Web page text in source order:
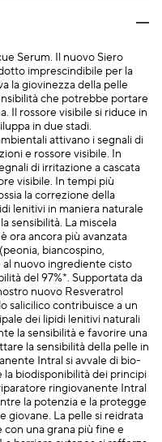
Serum. Il nuovo Siero
imprescindibile per la
la giovinezza della pelle
che potrebbe portare
Il rossore visibile si riduce in
in due stadi.
attivano i segnali di
e rossore visibile. In
di irritazione a cascata
visibile. In tempi più
la correzione della
lenitivi in maniera naturale
sensibilità. La miscela
ora ancora più avanzata
biancospino,
al nuovo ingrediente cisto
del 97%*. Supportata da
nuovo Resveratrol
salicilico contribuisce a un
dei lipidi lenitivi naturali
la sensibilità e favorire una
la sensibilità della pelle in
Intral si avvale di bio-
biodisponibilità dei principi
ringiovanente Intral
la potenzia e la protegge
giovane. La pelle si reidrata
una grana più fine e